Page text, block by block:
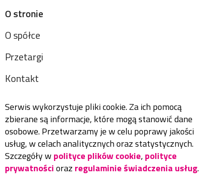
O stronie
O spółce
Przetargi
Kontakt
Serwis wykorzystuje pliki cookie. Za ich pomocą
zbierane są informacje, które mogą stanowić dane
osobowe. Przetwarzamy je w celu poprawy jakości
usług, w celach analitycznych oraz statystycznych.
Szczegóły w polityce plików cookie, polityce
prywatnościoraz regulaminie świadczenia usług.